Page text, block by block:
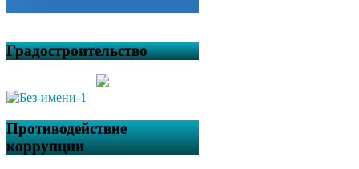
Градостроительство
Противодействие
коррупции